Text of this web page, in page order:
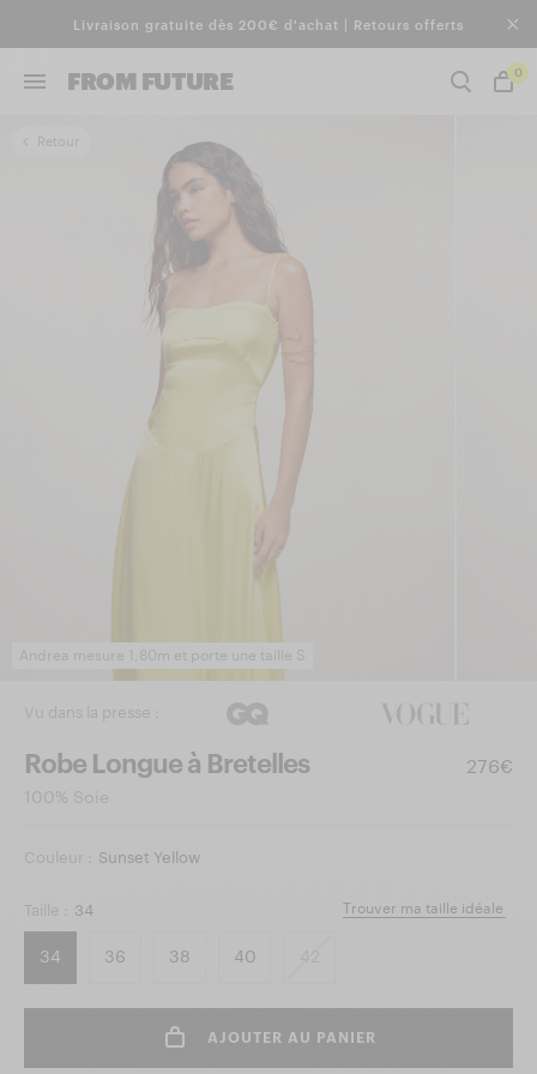
Livraison gratuite dès 200€ d'achat | Retours offerts
FROM FUTURE 0
Retour
Andrea mesure 1,80m et porte une taille S
Vu dans la presse :
Robe Longue à Bretelles
100% Soie
276€
Couleur : Sunset Yellow
Taille : 34
34 36 38 40
Trouver ma taille idéale
AJOUTER AU PANIER